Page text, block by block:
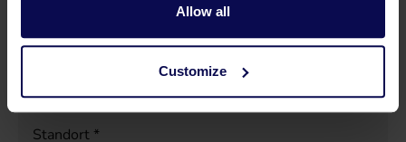
Allow all
Customize
Thema*
Standort *